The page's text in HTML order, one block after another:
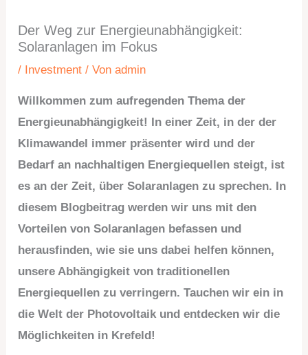
Der Weg zur Energieunabhängigkeit:
Solaranlagen im Fokus
/ Investment / Vonadmin
Willkommen zum aufregenden Thema der
Energieunabhängigkeit! In einer Zeit, in der der
Klimawandel immer präsenter wird und der
Bedarf an nachhaltigen Energiequellen steigt, ist
es an der Zeit, über Solaranlagen zu sprechen. In
diesem Blogbeitrag werden wir uns mit den
Vorteilen von Solaranlagen befassen und
herausfinden, wie sie uns dabei helfen können,
unsere Abhängigkeit von traditionellen
Energiequellen zu verringern. Tauchen wir ein in
die Welt der Photovoltaik und entdecken wir die
Möglichkeiten in Krefeld!